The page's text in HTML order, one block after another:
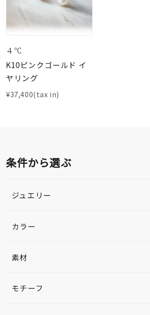
４℃
K10ピンクゴールド イ
ヤリング
¥37,400(tax in)
条件から選ぶ
ジュエリー
カラー
素材
モチーフ